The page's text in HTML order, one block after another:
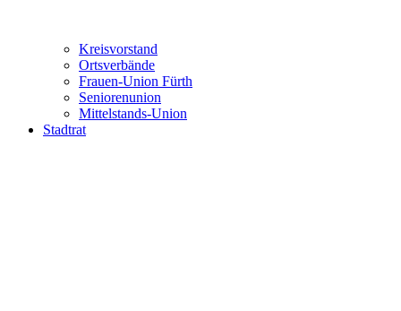
Kreisvorstand
Ortsverbände
Frauen-Union Fürth
Seniorenunion
Mittelstands-Union
Stadtrat